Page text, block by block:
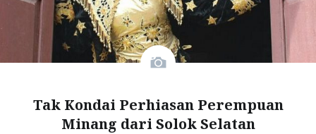
Tak Kondai Perhiasan Perempuan
Minang dari Solok Selatan